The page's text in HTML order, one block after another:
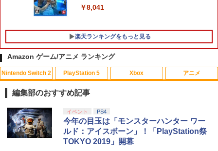
メモリーカード 国内正規品 4523052030
185
￥9,800
￥8,041
楽天ランキングをもっと見る
Amazon ゲーム/アニメ ランキング
Nintendo Switch 2
1
スプラトゥーン レイダース|オンライン
コード版
￥5,832
PlayStation 5
1
PlayStation 5 デジタル・エディション
日本語専用 Console Language: Japan
ese only (CFI-2200B01)
￥55,000
Xbox
1
【純正品】Xbox ワイヤレス コントロー
ラー + USB-C® ケーブル
￥8,300
アニメ
1
【Amazon.co.jp限定】劇場版モノノ怪
第三章 蛇神 (Amazon.co.jp限定オリジ
ナル三方背収納ケース付きコレクション)
(オリジナル特典:オリジナル巾着＋メー
カー特典:【坤と離】二振りの剣、十翼よ
編集部のおすすめ記事
イベント PS4
今年の目玉は「モンスターハンター ワー
ルド：アイスボーン」！「PlayStation祭
TOKYO 2019」開幕